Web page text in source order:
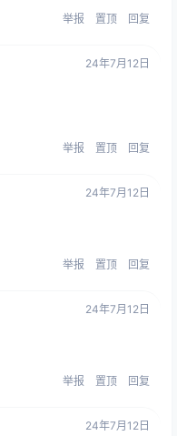
举报 置顶 回复
24年7月12日
举报 置顶 回复
24年7月12日
举报 置顶 回复
24年7月12日
举报 置顶 回复
24年7月12日